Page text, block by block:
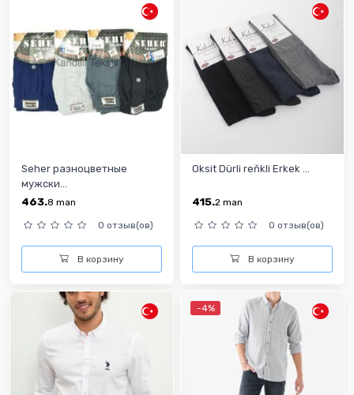
Seher разноцветные
мужски...
463.8 man
0 отзыв(ов)
В корзину
Oksit Dürli reňkli Erkek ...
415.2 man
0 отзыв(ов)
В корзину
-4%